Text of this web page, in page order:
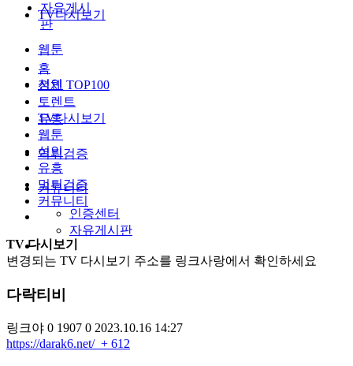
TV다시보기
웹툰
성인
유흥
먹튀검증
커뮤니티
인증센터
자유게시판
자유게시
판
홈
전체 TOP100
토렌트
TV다시보기
웹툰
성인
유흥
먹튀검증
커뮤니티
TV 다시보기
변경되는 TV 다시보기 주소를 링크사랑에서 확인하세요
다락티비
링크야 0 1907 0 2023.10.16 14:27
https://darak6.net/ + 612